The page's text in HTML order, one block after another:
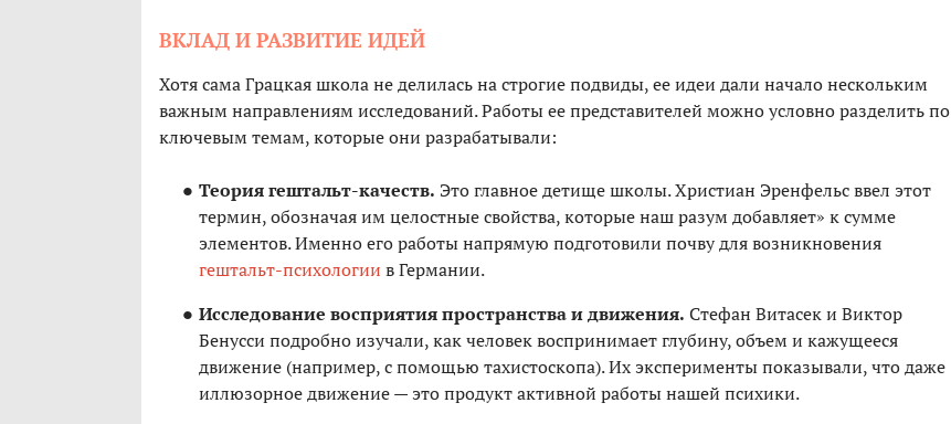
ВКЛАД И РАЗВИТИЕ ИДЕЙ
Хотя сама Грацкая школа не делилась на строгие подвиды, ее идеи дали начало нескольким
важным направлениям исследований. Работы ее представителей можно условно разделить по
ключевым темам, которые они разрабатывали:
Теория гештальт-качеств. Это главное детище школы. Христиан Эренфельс ввел этот
термин, обозначая им целостные свойства, которые наш разум добавляет» к сумме
элементов. Именно его работы напрямую подготовили почву для возникновения
гештальт-психологии в Германии.
Исследование восприятия пространства и движения. Стефан Витасек и Виктор
Бенусси подробно изучали, как человек воспринимает глубину, объем и кажущееся
движение (например, с помощью тахистоскопа). Их эксперименты показывали, что даже
иллюзорное движение — это продукт активной работы нашей психики.